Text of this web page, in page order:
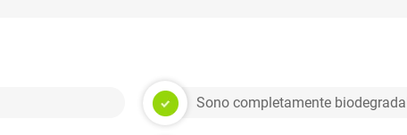
Sono completamente